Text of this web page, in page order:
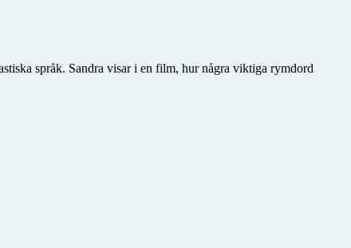
språk. Sandra visar i en film, hur några viktiga rymdord